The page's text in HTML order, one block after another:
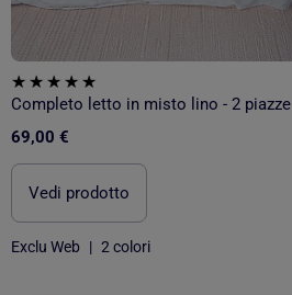
Completo letto in misto lino - 2 piazze
69,00 €
Vedi prodotto
Exclu Web | 2 colori